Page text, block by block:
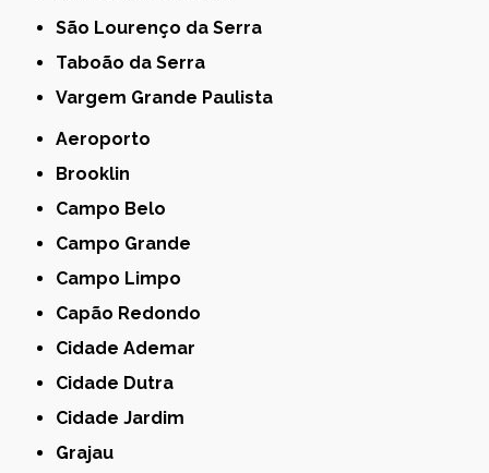
São Lourenço da Serra
Taboão da Serra
Vargem Grande Paulista
Aeroporto
Brooklin
Campo Belo
Campo Grande
Campo Limpo
Capão Redondo
Cidade Ademar
Cidade Dutra
Cidade Jardim
Grajau